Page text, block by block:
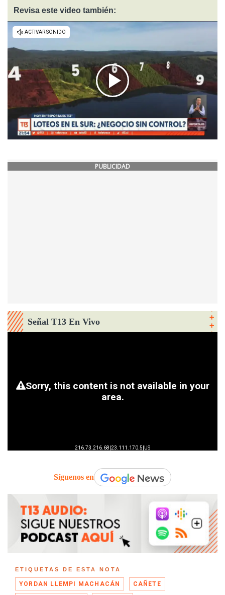
Revisa este video también:
PUBLICIDAD
Señal T13 En Vivo
Síguenos en
ETIQUETAS DE ESTA NOTA
YORDAN LLEMPI MACHACÁN CAÑETE